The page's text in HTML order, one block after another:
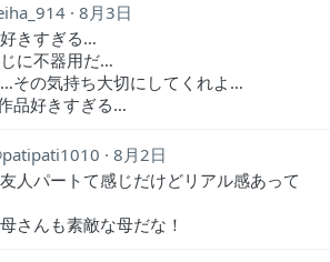
8月3日
きすぎる…
に不器用だ…
その気持ち大切にしてくれよ…
品好きすぎる…
patipati1010
8月2日
人パートて感じだけどリアル感あって
さんも素敵な母だな！